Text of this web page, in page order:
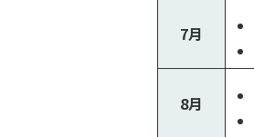
7月
8月